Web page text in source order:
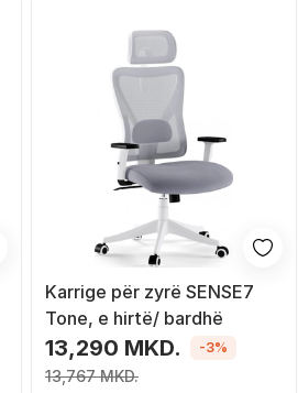
Karrige për zyrë SENSE7
Tone, e hirtë/ bardhë
13,290 MKD.
13,767 MKD.
-3%